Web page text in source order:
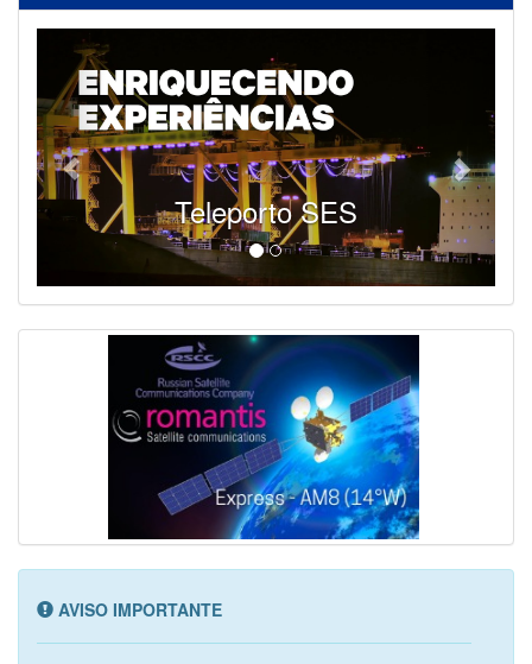
Teleporto SES
AVISO IMPORTANTE